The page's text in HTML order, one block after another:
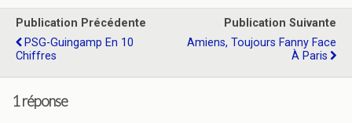
Publication Précédente
PSG-Guingamp En 10
Chiffres
Publication Suivante
Amiens, Toujours Fanny Face
À Paris
1 réponse